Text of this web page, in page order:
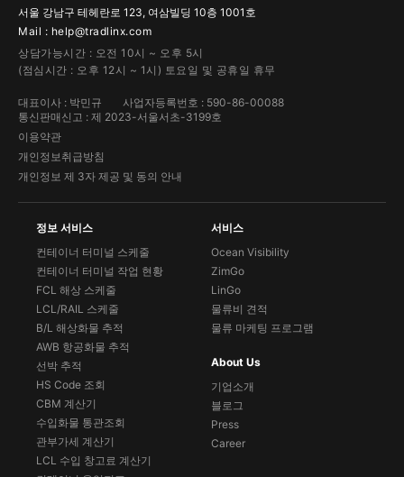
서울 강남구 테헤란로 123, 여삼빌딩 10층 1001호
Mail : help@tradlinx.com
상담가능시간 : 오전 10시 ~ 오후 5시
(점심시간 : 오후 12시 ~ 1시) 토요일 및 공휴일 휴무
대표이사 : 박민규
사업자등록번호 : 590-86-00088
통신판매신고 : 제 2023-서울서초-3199호
이용약관
개인정보취급방침
개인정보 제 3자 제공 및 동의 안내
정보 서비스
컨테이너 터미널 스케줄
컨테이너 터미널 작업 현황
FCL 해상 스케줄
LCL/RAIL 스케줄
B/L 해상화물 추적
AWB 항공화물 추적
선박 추적
HS Code 조회
CBM 계산기
수입화물 통관조회
관부가세 계산기
LCL 수입 창고료 계산기
서비스
Ocean Visibility
ZimGo
LinGo
물류비 견적
물류 마케팅 프로그램
About Us
기업소개
블로그
Press
Career